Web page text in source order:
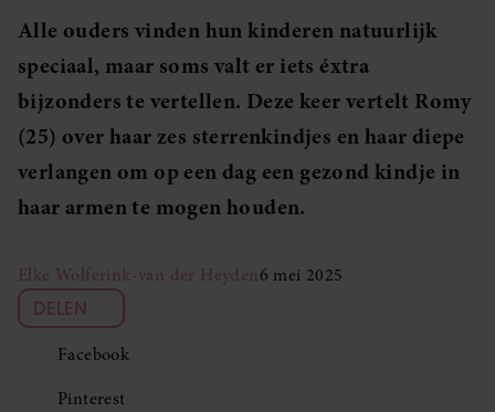
Alle ouders vinden hun kinderen natuurlijk
speciaal, maar soms valt er iets éxtra
bijzonders te vertellen. Deze keer vertelt Romy
(25) over haar zes sterrenkindjes en haar diepe
verlangen om op een dag een gezond kindje in
haar armen te mogen houden.
Elke Wolferink-van der Heyden6 mei 2025
DELEN
Facebook
Pinterest